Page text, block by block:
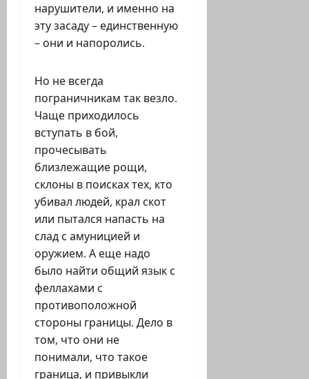
нарушители, и именно на
эту засаду – единственную
– они и напоролись.
Но не всегда
пограничникам так везло.
Чаще приходилось
вступать в бой,
прочесывать
близлежащие рощи,
склоны в поисках тех, кто
убивал людей, крал скот
или пытался напасть на
слад с амуницией и
оружием. А еще надо
было найти общий язык с
феллахами с
противоположной
стороны границы. Дело в
том, что они не
понимали, что такое
граница, и привыкли